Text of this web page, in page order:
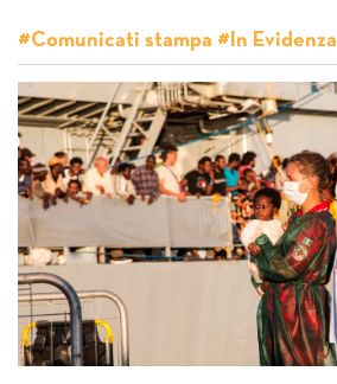
#Comunicati stampa #In Evidenza